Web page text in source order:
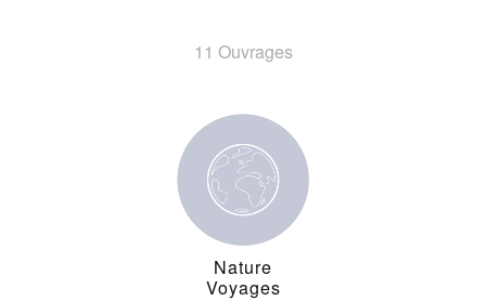
11 Ouvrages
Nature
Voyages